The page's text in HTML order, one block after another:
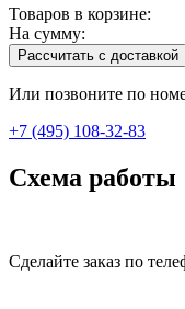
Товаров в корзине:
На сумму:
Рассчитать с доставкой
Или позвоните по
+7 (495) 108-32-83
Схема работы
Сделайте заказ по